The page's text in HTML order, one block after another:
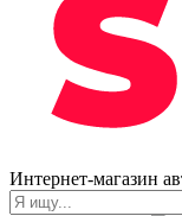
Интернет-магазин